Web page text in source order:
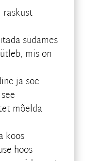
raskust
südames
mis on
ja soe
mõelda
koos
hoos